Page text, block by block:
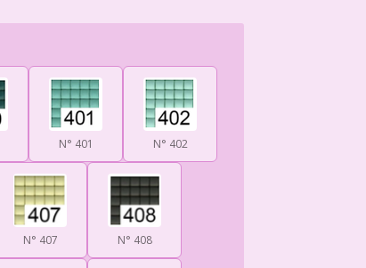
N° 401 N° 402
N° 407 N° 408